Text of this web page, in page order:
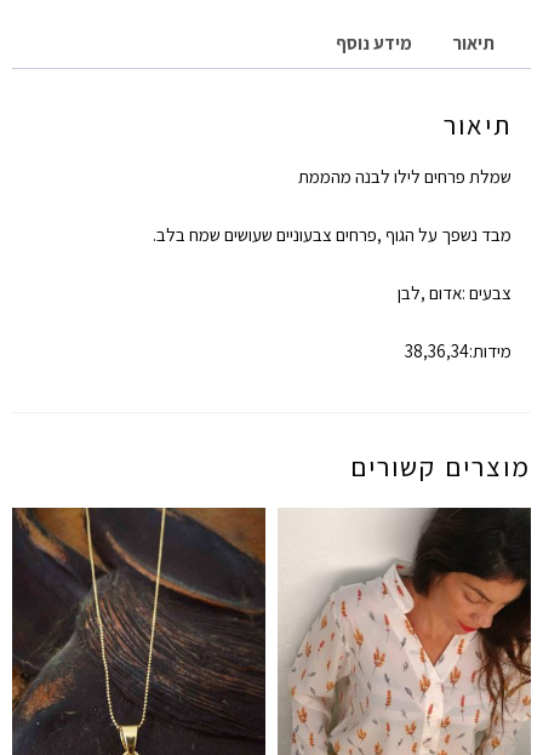
תיאור מידע נוסף
תיאור
שמלת פרחים לילו לבנה מהממת
מבד נשפך על הגוף ‚פרחים צבעוניים שעושים שמח בלב.
צבעים :אדום ‚לבן
מידות:34‚36‚38
מוצרים קשורים